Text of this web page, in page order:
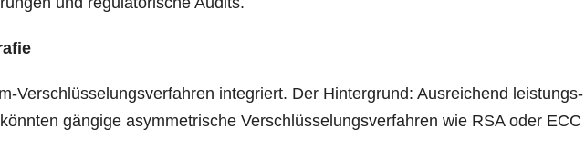
Ver­schlüs­se­lungs­ver­fah­ren inte­griert. Der Hin­ter­grund: Aus­rei­chend leis­tungs­
gän­gi­ge asym­me­tri­sche Ver­schlüs­se­lungs­ver­fah­ren wie RSA oder ECC